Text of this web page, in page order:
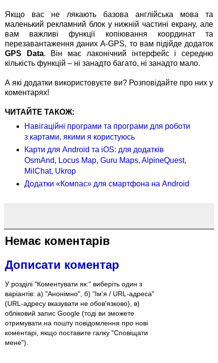
Якщо вас не лякають базова англійська мова та
маленький рекламний блок у нижній частині екрану, але
вам важливі функції копіювання координат та
перезавантаження даних A-GPS, то вам підійде додаток
GPS Data. Він має лаконічний інтерфейс і середню
кількість функцій – ні занадто багато, ні занадто мало.
А які додатки використовуєте ви? Розповідайте про них у
коментарях!
ЧИТАЙТЕ ТАКОЖ:
Навігаційні програми та програми для роботи
з картами, якими я користуюсь
Карти для Android та iOS: для додатків
OsmAnd, Locus Map, Guru Maps, AlpineQuest,
MilChat, Ukrop
Додатки «Компас» для смартфона на Android
Немає коментарів
Дописати коментар
У розділі "Коментувати як:" виберіть один з
варіантів: а) "Анонімно", б) "Ім'я / URL-адреса"
(URL-адресу вказувати не обов'язково), в)
обліковий запис Google (тоді ви зможете
отримувати на пошту повідомлення про нові
коментарі, якщо поставите галку "Сповіщати
мене").